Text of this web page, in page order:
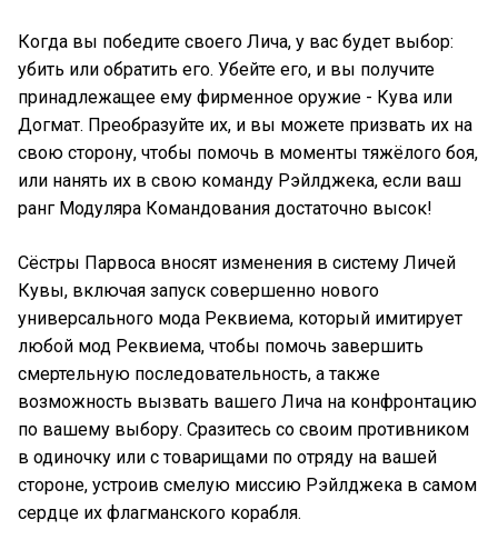
Когда вы победите своего Лича, у вас будет выбор:
убить или обратить его. Убейте его, и вы получите
принадлежащее ему фирменное оружие - Кува или
Догмат. Преобразуйте их, и вы можете призвать их на
свою сторону, чтобы помочь в моменты тяжёлого боя,
или нанять их в свою команду Рэйлджека, если ваш
ранг Модуляра Командования достаточно высок!
Сёстры Парвоса вносят изменения в систему Личей
Кувы, включая запуск совершенно нового
универсального мода Реквиема, который имитирует
любой мод Реквиема, чтобы помочь завершить
смертельную последовательность, а также
возможность вызвать вашего Лича на конфронтацию
по вашему выбору. Сразитесь со своим противником
в одиночку или с товарищами по отряду на вашей
стороне, устроив смелую миссию Рэйлджека в самом
сердце их флагманского корабля.